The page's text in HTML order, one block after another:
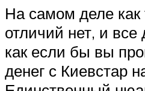
На самом деле как
отличий нет, и все
как если бы вы
денег с Киевстар